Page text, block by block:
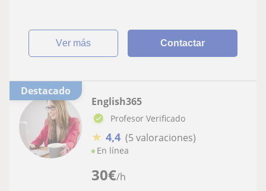
ver más Contactar
Destacado
30€/h
English365
Profesor Verificado
★ 4,4 (5 valoraciones)
En línea